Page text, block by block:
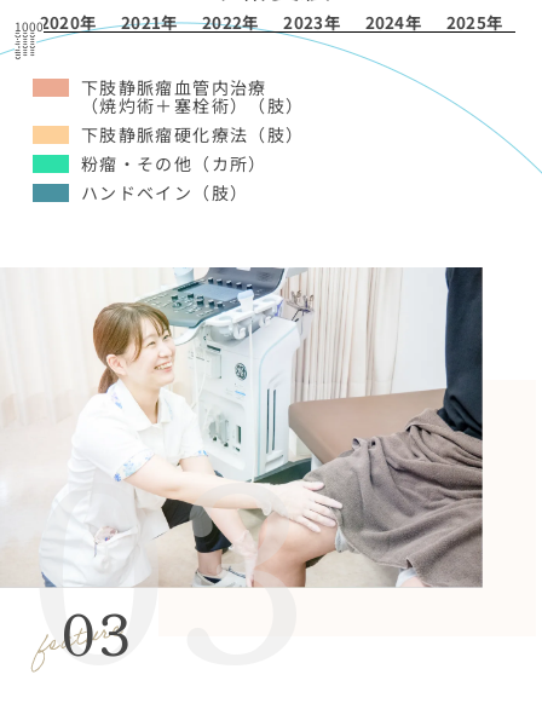
0
100
200
300
400
500
600
700
800
900
1000
Year
Surgery1
Surgery2
Surgery3
Surgery4
2020年 2021年 2022年 2023年 2024年 2025年
下肢静脈瘤血管内治療
（焼灼術＋塞栓術）（肢）
下肢静脈瘤硬化療法（肢）
粉瘤・その他（カ所）
ハンドベイン（肢）
03